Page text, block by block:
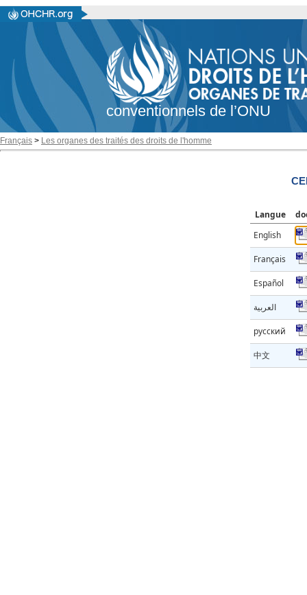
conventionnels de l’ONU
Français > Les organes des traités des droits de l'homme
Langue
English
Français
Español
العربية
русский
中文